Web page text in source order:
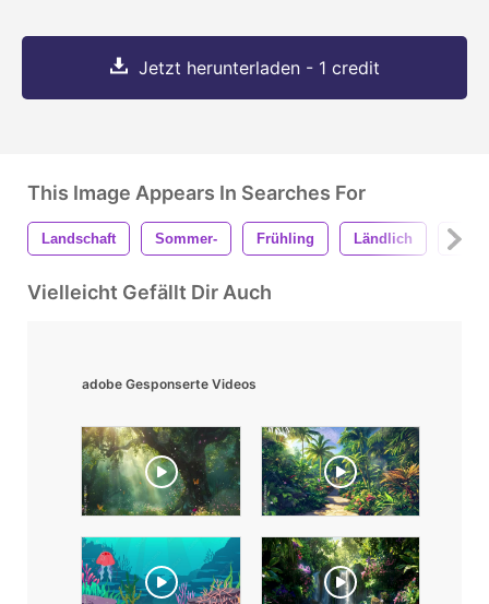
Jetzt herunterladen - 1 credit
This Image Appears In Searches For
Landschaft Sommer- Frühling Ländlich Land
Vielleicht Gefällt Dir Auch
adobe Gesponserte Videos